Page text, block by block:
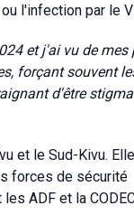
l'infection par le
et j'ai vu de mes
forçant souvent
d'être
et le Sud-Kivu.
forces de sécurité
ADF et la